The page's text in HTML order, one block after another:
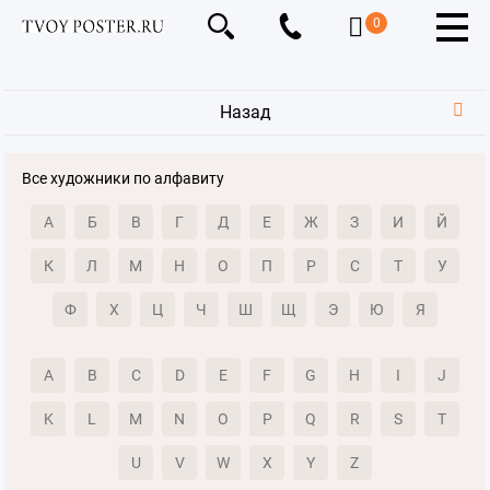
0
Назад
Все художники по алфавиту
А Б В Г Д Е Ж З И Й
К Л М Н О П Р С Т У
Ф Х Ц Ч Ш Щ Э Ю Я
A B C D E F G H I J
K L M N O P Q R S T
U V W X Y Z